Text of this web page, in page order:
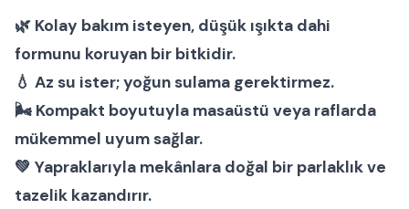
🌿 Kolay bakım isteyen, düşük ışıkta dahi
formunu koruyan bir bitkidir.
💧 Az su ister; yoğun sulama gerektirmez.
🌬 Kompakt boyutuyla masaüstü veya raflarda
mükemmel uyum sağlar.
💚 Yapraklarıyla mekânlara doğal bir parlaklık ve
tazelik kazandırır.